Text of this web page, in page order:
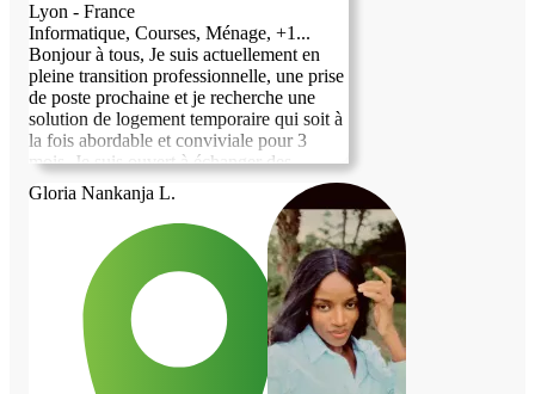
Lyon - France
Informatique, Courses, Ménage, +1...
Bonjour à tous, Je suis actuellement en
pleine transition professionnelle, une prise
de poste prochaine et je recherche une
solution de logement temporaire qui soit à
la fois abordable et conviviale pour 3
mois. Je suis ouvert à échanger des
services en contrepartie de l'hébergement.
Je travaille dans le domaine des nouvelles
technologies Si vous avez une proposition
ou des conseils à me partager, je vous en
serais très reconnaissant. Merci d'avance
pour votre aide ! Bien à vous, Rites
Gloria Nankanja L.